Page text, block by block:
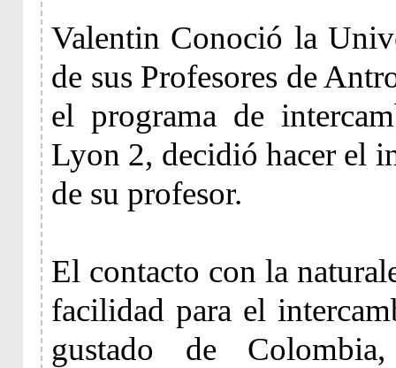
Valentin Conoció la
de sus Profesores de
el programa de
Lyon 2, decidió hacer el
de su profesor.
El contacto con la
facilidad para el
gustado de